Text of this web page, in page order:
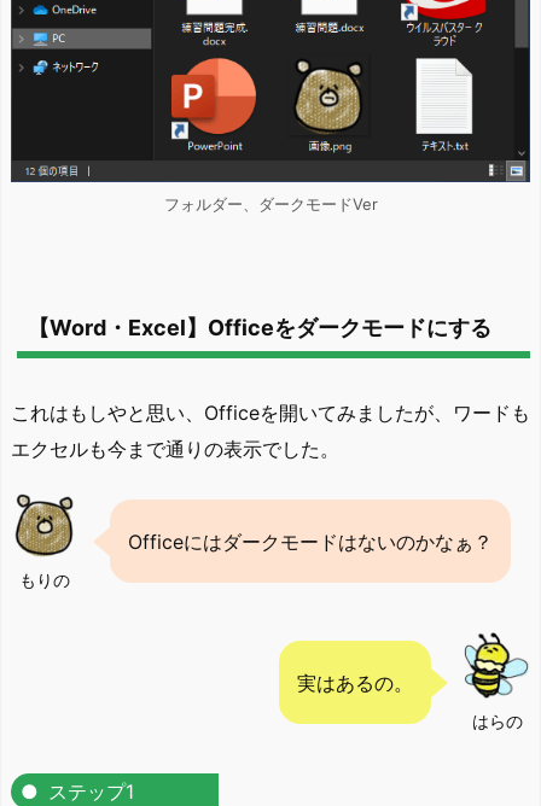
フォルダー、ダークモードVer
【Word・Excel】Officeをダークモードにする
これはもしやと思い、Officeを開いてみましたが、ワードも
エクセルも今まで通りの表示でした。
もりの
Officeにはダークモードはないのかなぁ？
はらの
実はあるの。
ステップ1